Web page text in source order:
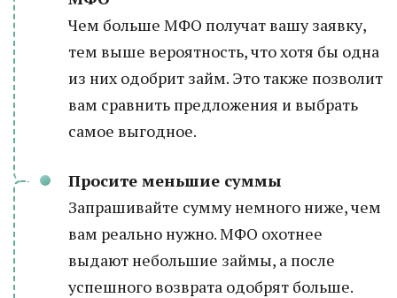
Чем больше МФО получат вашу заявку,
тем выше вероятность, что хотя бы одна
из них одобрит займ. Это также позволит
вам сравнить предложения и выбрать
самое выгодное.
Просите меньшие суммы
Запрашивайте сумму немного ниже, чем
вам реально нужно. МФО охотнее
выдают небольшие займы, а после
успешного возврата одобрят больше.